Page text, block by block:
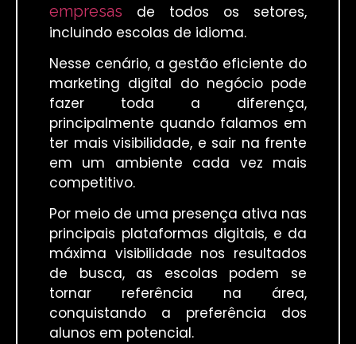
empresas de todos os setores,
incluindo escolas de idioma.
Nesse cenário, a gestão eficiente do
marketing digital do negócio pode
fazer toda a diferença,
principalmente quando falamos em
ter mais visibilidade, e sair na frente
em um ambiente cada vez mais
competitivo.
Por meio de uma presença ativa nas
principais plataformas digitais, e da
máxima visibilidade nos resultados
de busca, as escolas podem se
tornar referência na área,
conquistando a preferência dos
alunos em potencial.